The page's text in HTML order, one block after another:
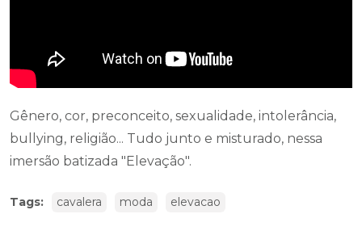
Gênero, cor, preconceito, sexualidade, intolerância,
bullying, religião... Tudo junto e misturado, nessa
imersão batizada "Elevação".
Tags: cavalera moda elevacao